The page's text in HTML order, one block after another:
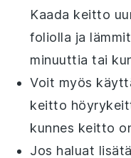
Kaada keitto
foliolla ja
minuuttia tai
Voit myös
keitto
kunnes keitto
Jos haluat